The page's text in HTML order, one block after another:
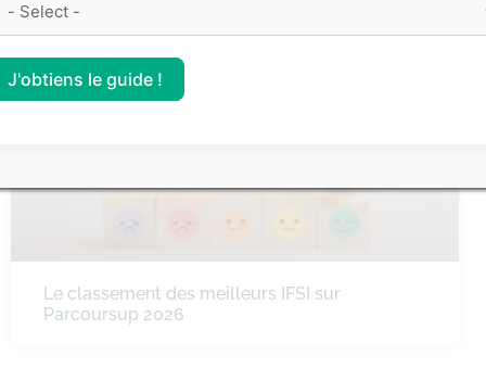
Le classement des meilleurs IFSI sur
Parcoursup 2026
J'obtiens le guide !